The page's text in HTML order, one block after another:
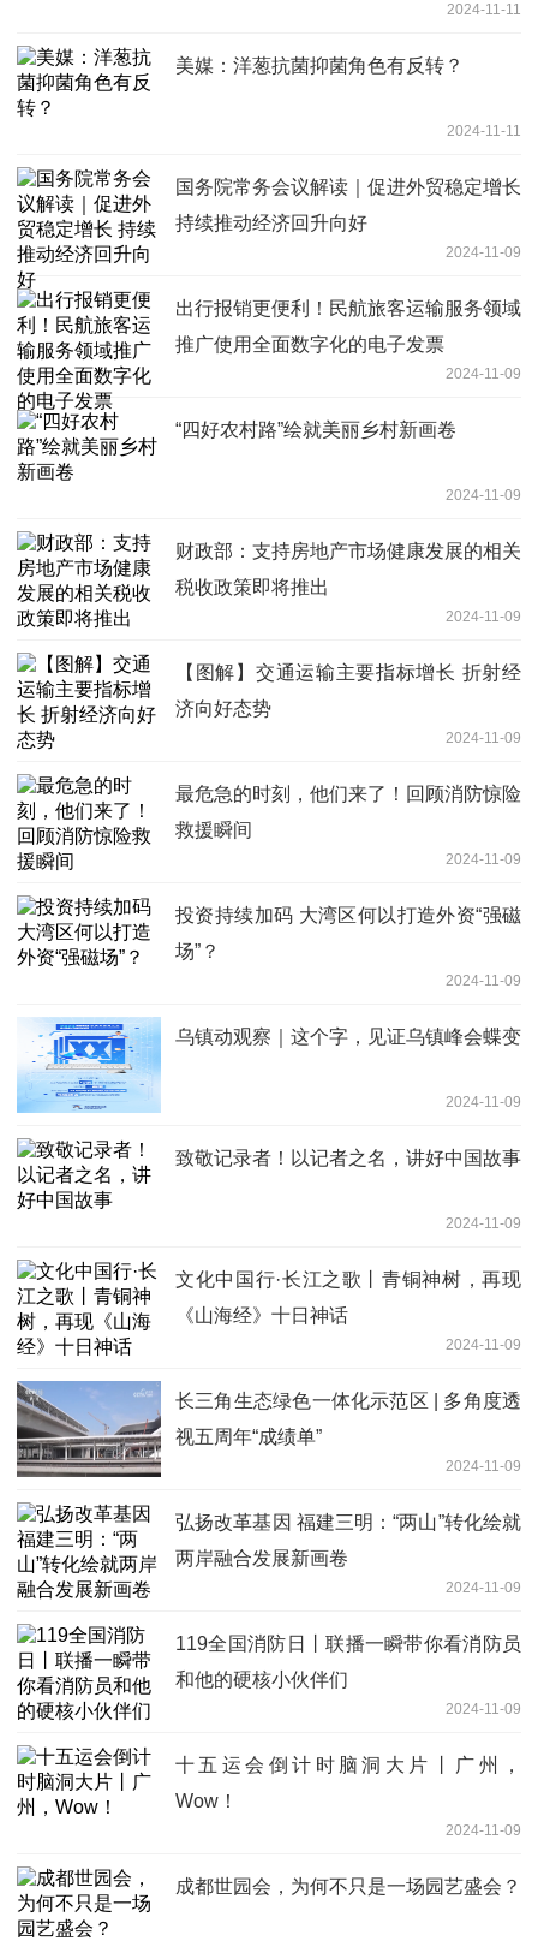
2024-11-11
美媒：洋葱抗菌抑菌角色有反转？
2024-11-11
国务院常务会议解读｜促进外贸稳定增长
持续推动经济回升向好
2024-11-09
出行报销更便利！民航旅客运输服务领域
推广使用全面数字化的电子发票
2024-11-09
“四好农村路”绘就美丽乡村新画卷
2024-11-09
财政部：支持房地产市场健康发展的相关
税收政策即将推出
2024-11-09
【图解】交通运输主要指标增长 折射经
济向好态势
2024-11-09
最危急的时刻，他们来了！回顾消防惊险
救援瞬间
2024-11-09
投资持续加码 大湾区何以打造外资“强磁
场”？
2024-11-09
乌镇动观察｜这个字，见证乌镇峰会蝶变
2024-11-09
致敬记录者！以记者之名，讲好中国故事
2024-11-09
文化中国行·长江之歌丨青铜神树，再现
《山海经》十日神话
2024-11-09
长三角生态绿色一体化示范区 | 多角度透
视五周年“成绩单”
2024-11-09
弘扬改革基因 福建三明：“两山”转化绘就
两岸融合发展新画卷
2024-11-09
119全国消防日丨联播一瞬带你看消防员
和他的硬核小伙伴们
2024-11-09
十五运会倒计时脑洞大片丨广州，
Wow！
2024-11-09
成都世园会，为何不只是一场园艺盛会？